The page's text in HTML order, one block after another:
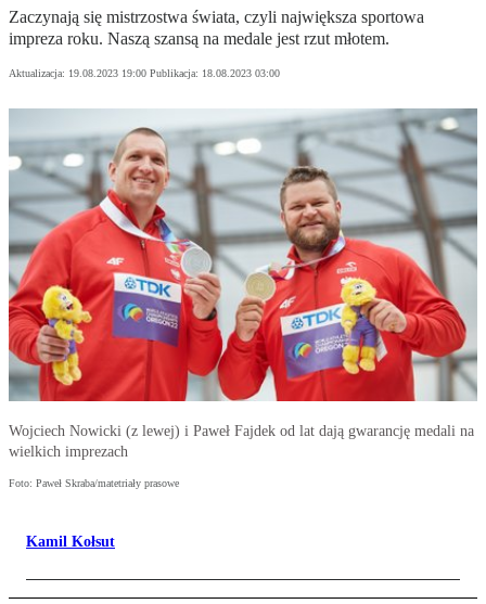
Zaczynają się mistrzostwa świata, czyli największa sportowa
impreza roku. Naszą szansą na medale jest rzut młotem.
Aktualizacja: 19.08.2023 19:00 Publikacja: 18.08.2023 03:00
Wojciech Nowicki (z lewej) i Paweł Fajdek od lat dają gwarancję medali na
wielkich imprezach
Foto: Paweł Skraba/matetriały prasowe
Kamil Kołsut